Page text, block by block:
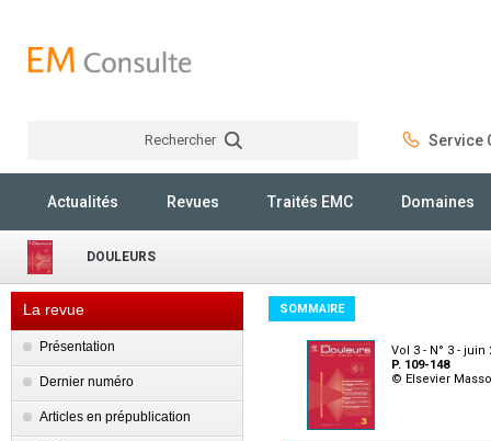
Rechercher Service
Actualités Revues Traités EMC Domaines
DOULEURS
La revue
Présentation
Dernier numéro
Articles en prépublication
SOMMAIRE
Vol 3 - N° 3 - juin
P. 109-148
© Elsevier